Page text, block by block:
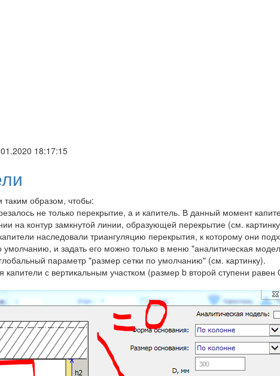
18:17:15
таким образом, чтобы:
не только перекрытие, а и капитель. В данный момент
на контур замкнутой линии, образующей перекрытие (см.
наследовали триангуляцию перекрытия, к которому они
умолчанию, и задать его можно только в меню "аналитическая
параметр "размер сетки по умолчанию" (см. картинку).
капители с вертикальным участком (размер b второй ступени равен